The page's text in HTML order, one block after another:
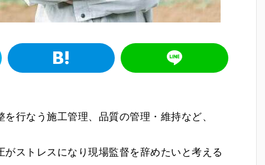
行なう施工管理、品質の管理・維持など、
ストレスになり現場監督を辞めたいと考える